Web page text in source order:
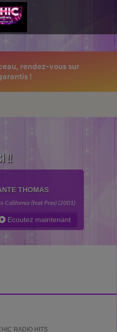
!!
THOMAS
California (feat Pras) (2001)
Ecoutez maintenant
RADIO HITS